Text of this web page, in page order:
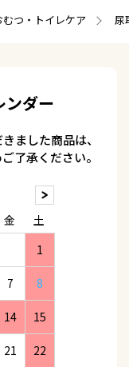
つ・トイレケア 尿
ンダー
ました商品は、
了承ください。
金
土
1
7 8
14 15
21 22